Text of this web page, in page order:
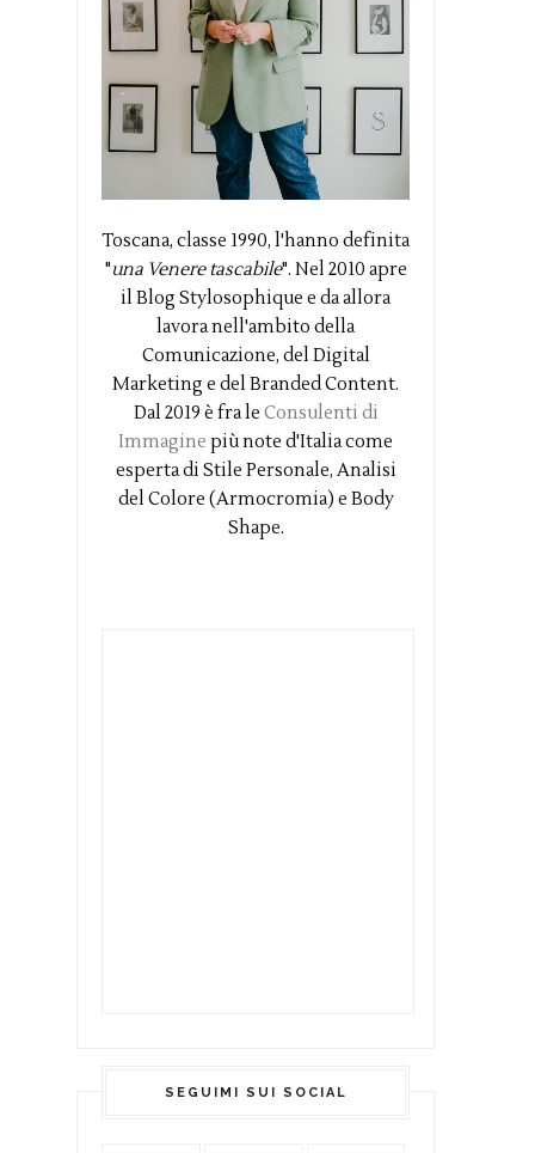
Toscana, classe 1990, l'hanno definita
"una Venere tascabile". Nel 2010 apre
il Blog Stylosophique e da allora
lavora nell'ambito della
Comunicazione, del Digital
Marketing e del Branded Content.
Dal 2019 è fra le Consulenti di
Immagine più note d'Italia come
esperta di Stile Personale, Analisi
del Colore (Armocromia) e Body
Shape.
SEGUIMI SUI SOCIAL